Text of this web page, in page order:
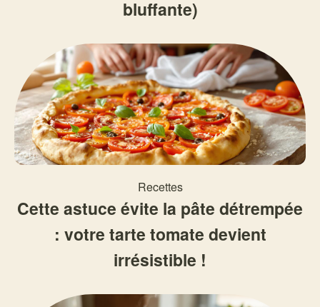
bluffante)
Recettes
Cette astuce évite la pâte détrempée
: votre tarte tomate devient
irrésistible !